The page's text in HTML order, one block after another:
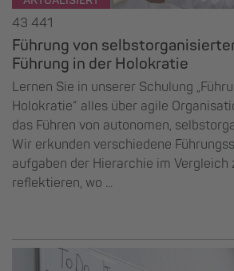
43 441
Führung von
Führung in der Holokratie
Lernen Sie in unserer Schulung
Holokratie“ alles über agile
das Führen von autonomen,
Wir erkunden verschiedene
aufgaben der Hierarchie im Vergleich
reflektieren, wo ...